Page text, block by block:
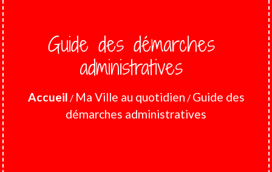
Guide des démarches
administratives
Accueil / Ma Ville au quotidien / Guide des
démarches administratives